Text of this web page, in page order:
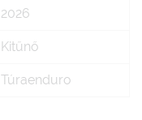
2026
Kitűnő
Túraenduro